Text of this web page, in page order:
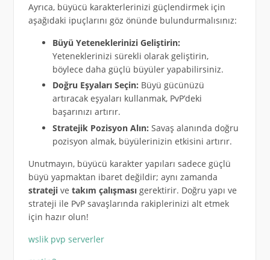
Ayrıca, büyücü karakterlerinizi güçlendirmek için
aşağıdaki ipuçlarını göz önünde bulundurmalısınız:
Büyü Yeteneklerinizi Geliştirin:
Yeteneklerinizi sürekli olarak geliştirin,
böylece daha güçlü büyüler yapabilirsiniz.
Doğru Eşyaları Seçin: Büyü gücünüzü
artıracak eşyaları kullanmak, PvP’deki
başarınızı artırır.
Stratejik Pozisyon Alın: Savaş alanında doğru
pozisyon almak, büyülerinizin etkisini artırır.
Unutmayın, büyücü karakter yapıları sadece güçlü
büyü yapmaktan ibaret değildir; aynı zamanda
stratejive takım çalışmasıgerektirir. Doğru yapı ve
strateji ile PvP savaşlarında rakiplerinizi alt etmek
için hazır olun!
wslik pvp serverler